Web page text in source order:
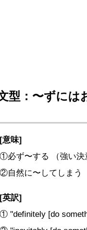
型：〜ずには
[意味]
①必ず〜する （強い決
②自然に〜してしまう
[英訳]
① "definitely [do